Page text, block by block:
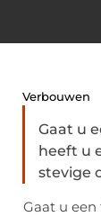
Verbouwen
Gaat u
heeft u
stevige
Gaat u